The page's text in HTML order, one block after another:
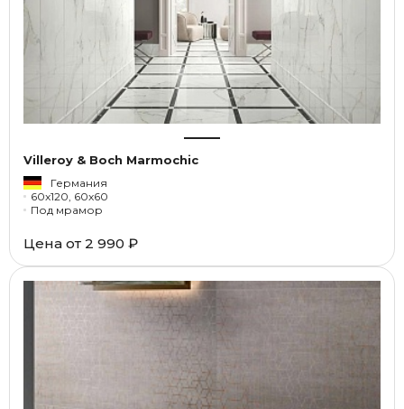
Villeroy & Boch Marmochic
Германия
60x120, 60x60
Под мрамор
Цена от 2 990 ₽